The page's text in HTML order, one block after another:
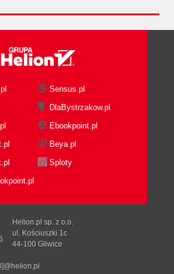
z 30 dni)
Nadaj życie marce,
skuteczną komunikację
Krzysztof Wadas
59.90 zł
Sensus.pl
DlaBystrzakow.pl
Ebookpoint.pl
Beya.pl
Sploty
Helion.pl sp. z o.o.
ul. Kościuszki 1c
44-100 Gliwice